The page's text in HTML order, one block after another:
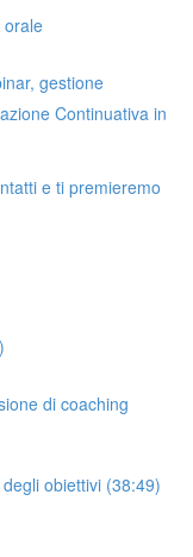
orale
gestione
Continuativa in
e ti premieremo
di coaching
obiettivi (38:49)